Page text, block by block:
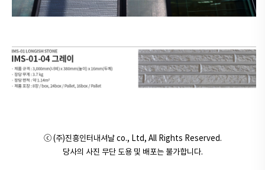
ⓒ (주)진흥인터내셔날 co., Ltd, All Rights Reserved.
당사의 사진 무단 도용 및 배포는 불가합니다.